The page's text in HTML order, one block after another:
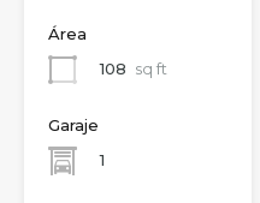
Área
108 sq ft
Garaje
1